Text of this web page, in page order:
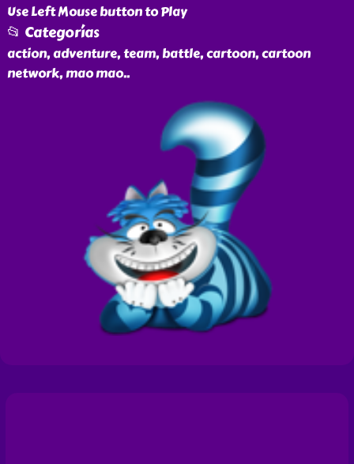
Use Left Mouse button to Play
📂 Categorías
action, adventure, team, battle, cartoon, cartoon
network, mao mao..